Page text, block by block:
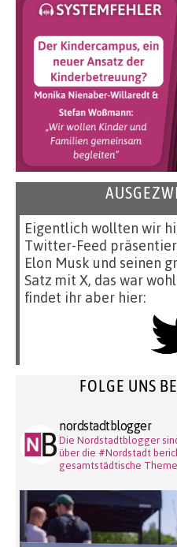
Eigentlich wollten wir
Twitter-Feed
Elon Musk und seinen
Satz mit X, das war
findet ihr aber hier:
FOLGE UNS
nordstadtblogger
Die Nordstadtblogger
über die #Nordstadt
gesamtstädtische